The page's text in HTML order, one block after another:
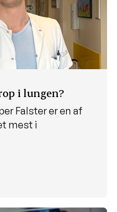
i lungen?
Falster er en af
mest i